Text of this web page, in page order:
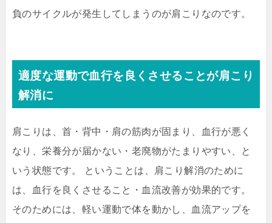
負のサイクルが発生してしまうのが肩こりなのです。
適度な運動で血行を良くさせることが肩こり
解消に
肩こりは、首・背中・肩の筋肉が固まり、血行が悪く
なり、栄養分が届かない・老廃物がたまりやすい、と
いう状態です。 ということは、肩こり解消のために
は、血行を良くさせること・血流改善が効果的です。
そのためには、軽い運動で体を動かし、血流アップを